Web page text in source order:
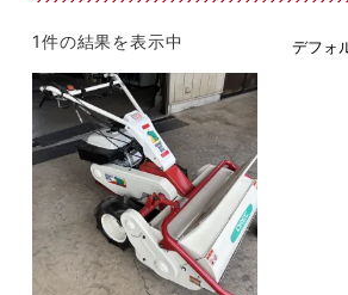
1件の結果を表示中